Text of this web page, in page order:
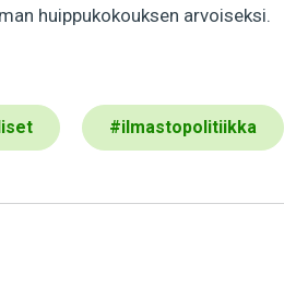
huippukokouksen arvoiseksi.
#ilmastopolitiikka